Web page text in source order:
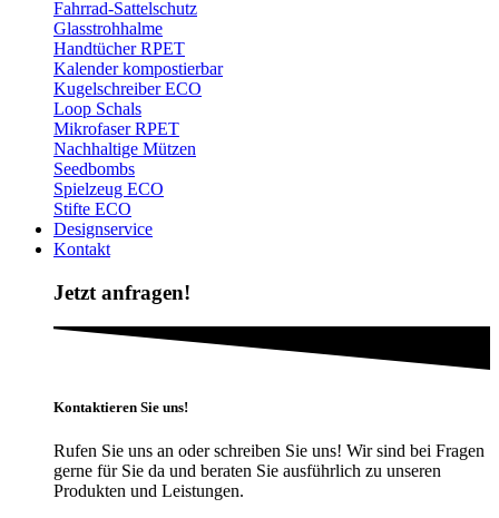
Fahrrad-Sattelschutz
Glasstrohhalme
Handtücher RPET
Kalender kompostierbar
Kugelschreiber ECO
Loop Schals
Mikrofaser RPET
Nachhaltige Mützen
Seedbombs
Spielzeug ECO
Stifte ECO
Designservice
Kontakt
Jetzt anfragen!
Kontaktieren Sie uns!
Rufen Sie uns an oder schreiben Sie uns! Wir sind bei Fragen
gerne für Sie da und beraten Sie ausführlich zu unseren
Produkten und Leistungen.